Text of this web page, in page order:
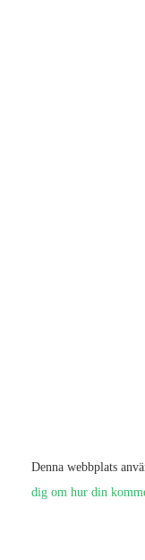
Denna webbplats
dig om hur din